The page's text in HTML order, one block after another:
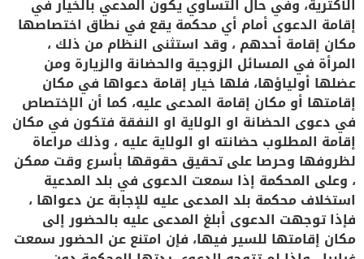
الأكثرية، وفي حال التساوي يكون المدعي بالخيار في
إقامة الدعوى أمام أي محكمة يقع في نطاق اختصاصها
مكان إقامة أحدهم ، وقد استثنى النظام من ذلك ،
المرأة في المسائل الزوجية والحضانة والزيارة ومن
عضلها أولياؤها، فلها خيار إقامة دعواها في مكان
إقامتها أو مكان إقامة المدعى عليه، كما أن الإختصاص
في دعوى الحضانة او الولاية او النفقة فتكون في مكان
إقامة المطلوب حضانته او الولاية عليه ، وذلك مراعاة
لظروفها وحرصا على تحقيق حقوقها بأسرع وقت ممكن
، وعلى المحكمة إذا سمعت الدعوى في بلد المدعية
استخلاف محكمة بلد المدعى عليه للإجابة عن دعواها ،
فإذا توجهت الدعوى أبلغ المدعى عليه بالحضور إلى
مكان إقامتها للسير فيها، فإن امتنع عن الحضور سمعت